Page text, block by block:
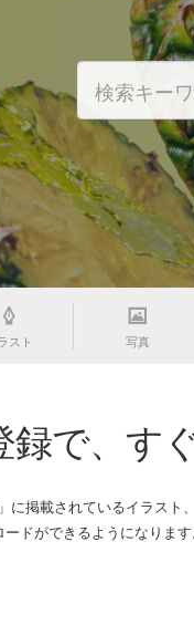
スト 写真
録で、す
に掲載されているイラス
ドができるようになります